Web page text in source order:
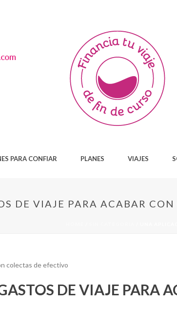
PARA CONFIAR PLANES VIAJES
DE VIAJE PARA ACABAR
DE VIAJE PARA